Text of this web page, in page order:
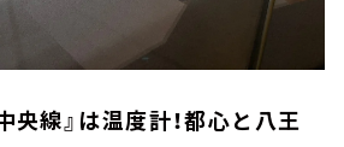
央線』は温度計！都心と八王